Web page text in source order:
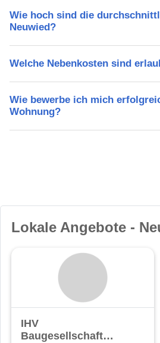
Wie hoch sind die
Neuwied?
Welche Nebenkosten sind
Wie bewerbe ich mich
Wohnung?
Lokale Angebote -
IHV
Baugesellschaft